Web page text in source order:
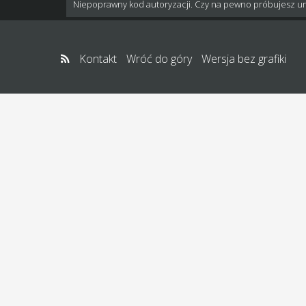
Niepoprawny kod autoryzacji. Czy na pewno próbujesz
Kontakt Wróć do góry Wersja bez grafiki